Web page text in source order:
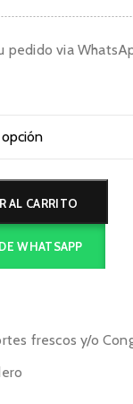
pedido via
AL CARRITO
WHATSAPP
frescos y/o